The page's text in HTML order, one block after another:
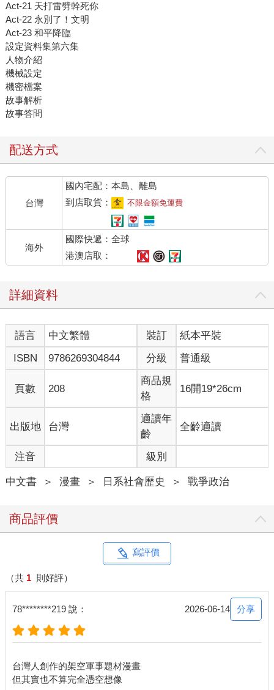
Act-21 天打雷劈幹死你
Act-22 永別了！文明
Act-23 和平降臨
設定資料集第六集
人物介紹
機械設定
機密檔案
故事解析
故事答問
配送方式
台灣
國內宅配：本島、離島
到店取貨：
不限金額免運費
海外
國際快遞：全球
港澳店取：
詳細資料
語言 中文繁體 裝訂
紙本平裝
ISBN
9786269304844 分級 普通級
頁數 208
商品規
格
16開19*26cm
出版地 台灣
適讀年
齡
全齡適讀
注音 級別
中文書 ＞ 漫畫 ＞ 日系社會歷史 ＞ 戰爭政治
商品評價
寫評價
（共 1 則好評）
78********219 說： 2026-06-14 分享
台灣人創作的架空軍事題材漫畫
但其實也不算完全憑空想像